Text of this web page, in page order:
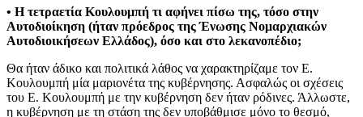
• Η τετραετία Κουλουμπή τι αφήνει πίσω της, τόσο στην
Αυτοδιοίκηση (ήταν πρόεδρος της Ένωσης Νομαρχιακών
Αυτοδιοικήσεων Ελλάδος), όσο και στο λεκανοπέδιο;
Θα ήταν άδικο και πολιτικά λάθος να χαρακτηρίζαμε τον Ε.
Κουλουμπή μία μαριονέτα της κυβέρνησης. Ασφαλώς οι σχέσεις
του Ε. Κουλουμπή με την κυβέρνηση δεν ήταν ρόδινες. Άλλωστε,
η κυβέρνηση με τη στάση της δεν υποβάθμισε μόνο το θεσμό,